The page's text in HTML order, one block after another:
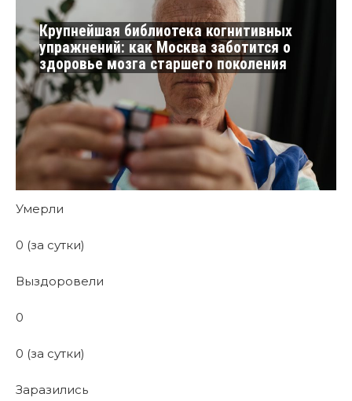
Крупнейшая библиотека когнитивных
упражнений: как Москва заботится о
здоровье мозга старшего поколения
Умерли
0 (за сутки)
Выздоровели
0
0 (за сутки)
Заразились